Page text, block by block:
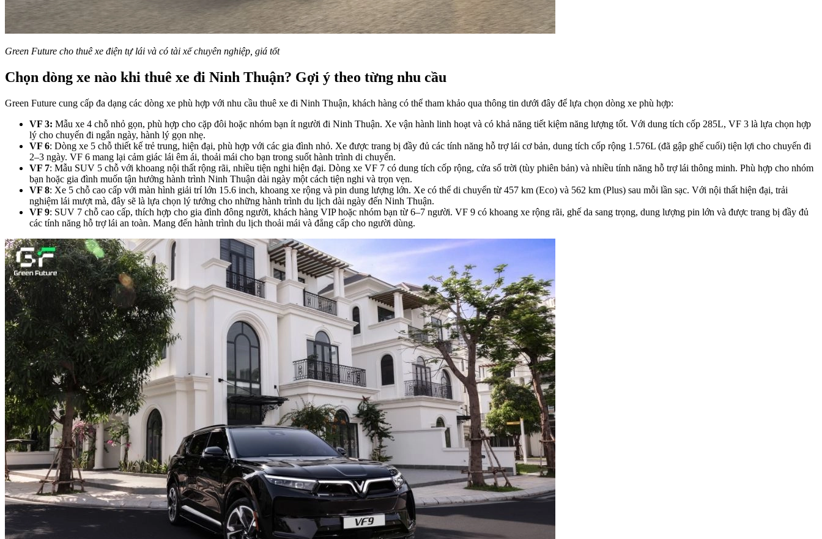
Green Future cho thuê xe điện tự lái và có tài xế chuyên nghiệp, giá tốt
Chọn dòng xe nào khi thuê xe đi Ninh Thuận? Gợi ý theo từng nhu cầu
Green Future cung cấp đa dạng các dòng xe phù hợp với nhu cầu thuê xe đi Ninh Thuận, khách hàng có thể tham khảo qua thông tin dưới đây để lựa chọn dòng xe phù hợp:
VF 3: Mẫu xe 4 chỗ nhỏ gọn, phù hợp cho cặp đôi hoặc nhóm bạn ít người đi Ninh Thuận. Xe vận hành linh hoạt và có khả năng tiết kiệm năng lượng tốt. Với dung tích cốp 285L, VF 3 là lựa chọn hợp
lý cho chuyến đi ngắn ngày, hành lý gọn nhẹ.
VF 6: Dòng xe 5 chỗ thiết kế trẻ trung, hiện đại, phù hợp với các gia đình nhỏ. Xe được trang bị đầy đủ các tính năng hỗ trợ lái cơ bản, dung tích cốp rộng 1.576L (đã gập ghế cuối) tiện lợi cho chuyến đi
2–3 ngày. VF 6 mang lại cảm giác lái êm ái, thoải mái cho bạn trong suốt hành trình di chuyển.
VF 7: Mẫu SUV 5 chỗ với khoang nội thất rộng rãi, nhiều tiện nghi hiện đại. Dòng xe VF 7 có dung tích cốp rộng, cửa sổ trời (tùy phiên bản) và nhiều tính năng hỗ trợ lái thông minh. Phù hợp cho nhóm
bạn hoặc gia đình muốn tận hưởng hành trình Ninh Thuận dài ngày một cách tiện nghi và trọn vẹn.
VF 8: Xe 5 chỗ cao cấp với màn hình giải trí lớn 15.6 inch, khoang xe rộng và pin dung lượng lớn. Xe có thể di chuyển từ 457 km (Eco) và 562 km (Plus) sau mỗi lần sạc. Với nội thất hiện đại, trải
nghiệm lái mượt mà, đây sẽ là lựa chọn lý tưởng cho những hành trình du lịch dài ngày đến Ninh Thuận.
VF 9: SUV 7 chỗ cao cấp, thích hợp cho gia đình đông người, khách hàng VIP hoặc nhóm bạn từ 6–7 người. VF 9 có khoang xe rộng rãi, ghế da sang trọng, dung lượng pin lớn và được trang bị đầy đủ
các tính năng hỗ trợ lái an toàn. Mang đến hành trình du lịch thoải mái và đẳng cấp cho người dùng.